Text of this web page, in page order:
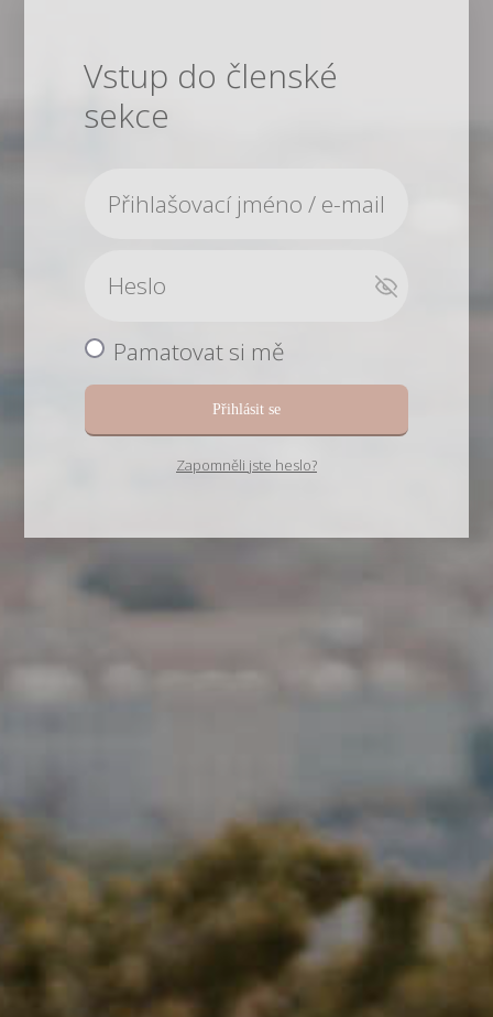
Vstup do členské
sekce
Pamatovat si mě
Přihlásit se
Zapomněli jste heslo?